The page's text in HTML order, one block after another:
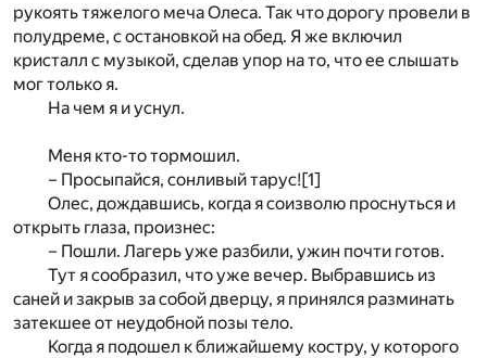
рукоять тяжелого меча Олеса. Так что дорогу провели в
полудреме, с остановкой на обед. Я же включил
кристалл с музыкой, сделав упор на то, что ее слышать
мог только я.
На чем я и уснул.
Меня кто-то тормошил.
– Просыпайся, сонливый тарус![1]
Олес, дождавшись, когда я соизволю проснуться и
открыть глаза, произнес:
– Пошли. Лагерь уже разбили, ужин почти готов.
Тут я сообразил, что уже вечер. Выбравшись из
саней и закрыв за собой дверцу, я принялся разминать
затекшее от неудобной позы тело.
Когда я подошел к ближайшему костру, у которого